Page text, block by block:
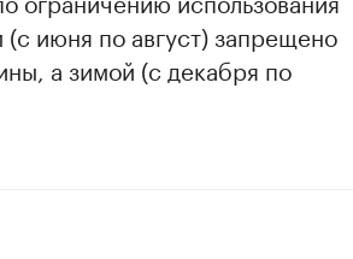
июня по август) запрещено
а зимой (с декабря по